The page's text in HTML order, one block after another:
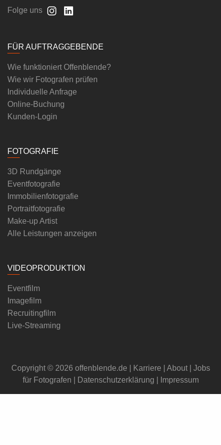
Folge uns
FÜR AUFTRAGGEBENDE
Wie funktioniert Offenblende?
Wie wir Fotografen prüfen
Individuelle Anfrage
Online-Buchung
Kunden-Login
FOTOGRAFIE
3D Rundgänge
Eventfotografie
Immobilienfotografie
Portraitfotografie
Make-up Artist
Alle Leistungen anzeigen
VIDEOPRODUKTION
Eventfilm
Imagefilm
Recruitingfilm
Live-Streaming
Copyright © 2026 offenblende.de | Karriere About| Jobs
für Fotografen
Datenschutzerklärung Impressum